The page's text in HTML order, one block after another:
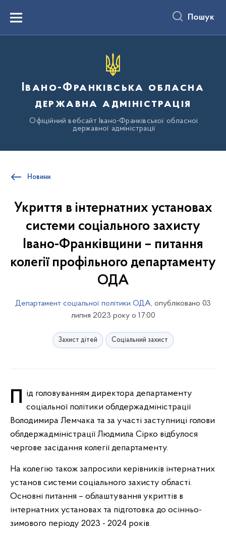
вмістуMenu Пошук
Івано-Франківська обласна
державна адміністрація
Офіційний вебсайт Івано-Франківської обласної
державної адміністрації
Новини
Укриття в інтернатних установах
системи соціального захисту
Івано-Франківщини – питання
колегії профільного департаменту
ОДА
Департамент соціальної політики ОДА, опубліковано 03
липня 2023 року о 17:00
Захист дітей Соціальний захист
Під головуванням директора департаменту соціальної політики облдержадміністрації
Володимира Лемчака та за участі заступниці голови
облдержадміністрації Людмила Сірко відбулося
чергове засідання колегії департаменту.
На колегію також запросили керівників інтернатних
установ системи соціального захисту області.
Основні питання – облаштування укриттів в
інтернатних установах та підготовка до осінньо-
зимового періоду 2023 - 2024 років.